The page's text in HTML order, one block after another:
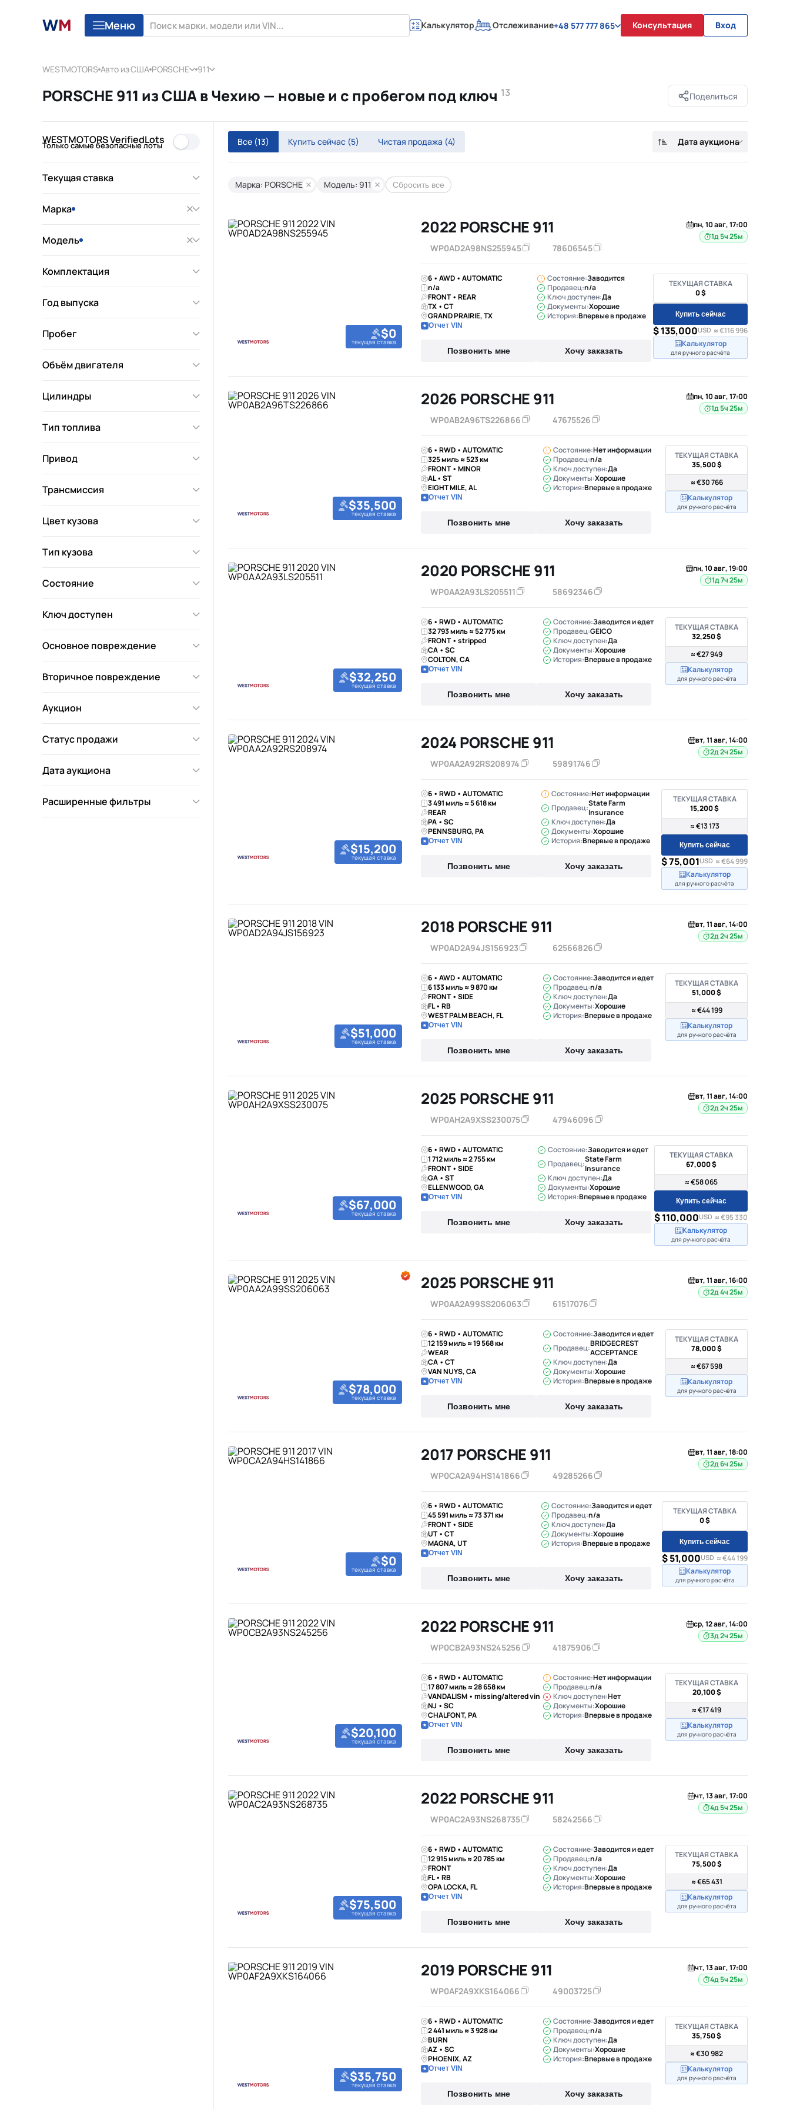
Меню Калькулятор Отслеживание+48 577 777 865 Консультация Вход
WESTMOTORS Авто из США PORSCHE 911
PORSCHE 911 из США в Чехию — новые и с пробегом под ключ 13 Поделиться
WESTMOTORS VerifiedLots
Только самые безопасные лоты
Текущая ставка
Марка
Модель
Комплектация
Год выпуска
Пробег
Объём двигателя
Цилиндры
Тип топлива
Привод
Трансмиссия
Цвет кузова
Тип кузова
Состояние
Ключ доступен
Основное повреждение
Вторичное повреждение
Аукцион
Статус продажи
Дата аукциона
Расширенные фильтры
Дата аукциона
Все (13) Купить сейчас (5) Чистая продажа (4)
Марка: PORSCHE Модель: 911 Сбросить все
$0
текущая ставка
2022 PORSCHE 911
WP0AD2A98NS255945 78606545
пн, 10 авг, 17:00
1д 5ч 25м
6 • AWD • AUTOMATIC
n/a
FRONT • REAR
TX • CT
GRAND PRAIRIE, TX
Отчет VIN
Состояние:Заводится
Продавец:n/a
Ключ доступен:Да
Документы:Хорошие
История:Впервые в продаже
Позвонить мне Хочу заказать
ТЕКУЩАЯ СТАВКА
0 $
Купить сейчас
$ 135,000USD ≈ €116 996
Калькулятор
для ручного расчёта
$35,500
текущая ставка
2026 PORSCHE 911
WP0AB2A96TS226866 47675526
пн, 10 авг, 17:00
1д 5ч 25м
6 • RWD • AUTOMATIC
325 миль ≈ 523 км
FRONT • MINOR
AL • ST
EIGHT MILE, AL
Отчет VIN
Состояние:Нет информации
Продавец:n/a
Ключ доступен:Да
Документы:Хорошие
История:Впервые в продаже
Позвонить мне Хочу заказать
ТЕКУЩАЯ СТАВКА
35,500 $
≈ €30 766
Калькулятор
для ручного расчёта
$32,250
текущая ставка
2020 PORSCHE 911
WP0AA2A93LS205511 58692346
пн, 10 авг, 19:00
1д 7ч 25м
6 • RWD • AUTOMATIC
32 793 миль ≈ 52 775 км
FRONT • stripped
CA • SC
COLTON, CA
Отчет VIN
Состояние:Заводится и едет
Продавец:GEICO
Ключ доступен:Да
Документы:Хорошие
История:Впервые в продаже
Позвонить мне Хочу заказать
ТЕКУЩАЯ СТАВКА
32,250 $
≈ €27 949
Калькулятор
для ручного расчёта
$15,200
текущая ставка
2024 PORSCHE 911
WP0AA2A92RS208974 59891746
вт, 11 авг, 14:00
2д 2ч 25м
6 • RWD • AUTOMATIC
3 491 миль ≈ 5 618 км
REAR
PA • SC
PENNSBURG, PA
Отчет VIN
Состояние:Нет информации
Продавец:State Farm
Insurance
Ключ доступен:Да
Документы:Хорошие
История:Впервые в продаже
Позвонить мне Хочу заказать
ТЕКУЩАЯ СТАВКА
15,200 $
≈ €13 173
Купить сейчас
$ 75,001USD ≈ €64 999
Калькулятор
для ручного расчёта
$51,000
текущая ставка
2018 PORSCHE 911
WP0AD2A94JS156923 62566826
вт, 11 авг, 14:00
2д 2ч 25м
6 • AWD • AUTOMATIC
6 133 миль ≈ 9 870 км
FRONT • SIDE
FL • RB
WEST PALM BEACH, FL
Отчет VIN
Состояние:Заводится и едет
Продавец:n/a
Ключ доступен:Да
Документы:Хорошие
История:Впервые в продаже
Позвонить мне Хочу заказать
ТЕКУЩАЯ СТАВКА
51,000 $
≈ €44 199
Калькулятор
для ручного расчёта
$67,000
текущая ставка
2025 PORSCHE 911
WP0AH2A9XSS230075 47946096
вт, 11 авг, 14:00
2д 2ч 25м
6 • RWD • AUTOMATIC
1 712 миль ≈ 2 755 км
FRONT • SIDE
GA • ST
ELLENWOOD, GA
Отчет VIN
Состояние:Заводится и едет
Продавец:State Farm
Insurance
Ключ доступен:Да
Документы:Хорошие
История:Впервые в продаже
Позвонить мне Хочу заказать
ТЕКУЩАЯ СТАВКА
67,000 $
≈ €58 065
Купить сейчас
$ 110,000USD ≈ €95 330
Калькулятор
для ручного расчёта
$78,000
текущая ставка
2025 PORSCHE 911
WP0AA2A99SS206063 61517076
вт, 11 авг, 16:00
2д 4ч 25м
6 • RWD • AUTOMATIC
12 159 миль ≈ 19 568 км
WEAR
CA • CT
VAN NUYS, CA
Отчет VIN
Состояние:Заводится и едет
Продавец:BRIDGECREST
ACCEPTANCE
Ключ доступен:Да
Документы:Хорошие
История:Впервые в продаже
Позвонить мне Хочу заказать
ТЕКУЩАЯ СТАВКА
78,000 $
≈ €67 598
Калькулятор
для ручного расчёта
$0
текущая ставка
2017 PORSCHE 911
WP0CA2A94HS141866 49285266
вт, 11 авг, 18:00
2д 6ч 25м
6 • RWD • AUTOMATIC
45 591 миль ≈ 73 371 км
FRONT • SIDE
UT • CT
MAGNA, UT
Отчет VIN
Состояние:Заводится и едет
Продавец:n/a
Ключ доступен:Да
Документы:Хорошие
История:Впервые в продаже
Позвонить мне Хочу заказать
ТЕКУЩАЯ СТАВКА
0 $
Купить сейчас
$ 51,000USD ≈ €44 199
Калькулятор
для ручного расчёта
$20,100
текущая ставка
2022 PORSCHE 911
WP0CB2A93NS245256 41875906
ср, 12 авг, 14:00
3д 2ч 25м
6 • RWD • AUTOMATIC
17 807 миль ≈ 28 658 км
VANDALISM • missing/altered vin
NJ • SC
CHALFONT, PA
Отчет VIN
Состояние:Нет информации
Продавец:n/a
Ключ доступен:Нет
Документы:Хорошие
История:Впервые в продаже
Позвонить мне Хочу заказать
ТЕКУЩАЯ СТАВКА
20,100 $
≈ €17 419
Калькулятор
для ручного расчёта
$75,500
текущая ставка
2022 PORSCHE 911
WP0AC2A93NS268735 58242566
чт, 13 авг, 17:00
4д 5ч 25м
6 • RWD • AUTOMATIC
12 915 миль ≈ 20 785 км
FRONT
FL • RB
OPA LOCKA, FL
Отчет VIN
Состояние:Заводится и едет
Продавец:n/a
Ключ доступен:Да
Документы:Хорошие
История:Впервые в продаже
Позвонить мне Хочу заказать
ТЕКУЩАЯ СТАВКА
75,500 $
≈ €65 431
Калькулятор
для ручного расчёта
$35,750
текущая ставка
2019 PORSCHE 911
WP0AF2A9XKS164066 49003725
чт, 13 авг, 17:00
4д 5ч 25м
6 • RWD • AUTOMATIC
2 441 миль ≈ 3 928 км
BURN
AZ • SC
PHOENIX, AZ
Отчет VIN
Состояние:Заводится и едет
Продавец:n/a
Ключ доступен:Да
Документы:Хорошие
История:Впервые в продаже
Позвонить мне Хочу заказать
ТЕКУЩАЯ СТАВКА
35,750 $
≈ €30 982
Калькулятор
для ручного расчёта